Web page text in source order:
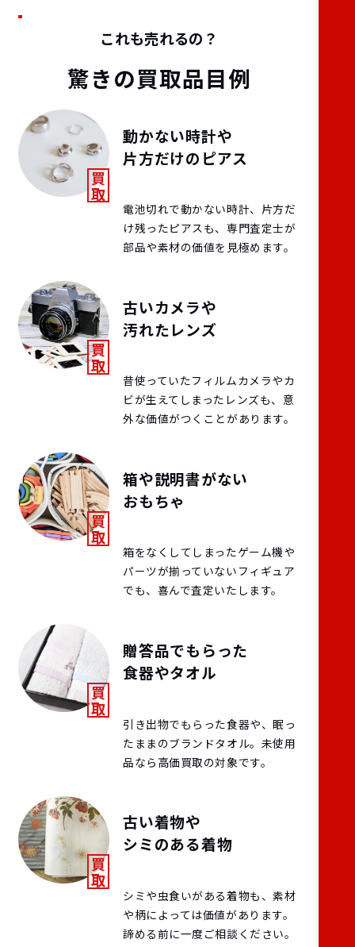
これも売れるの？
驚きの買取品目例
動かない時計や
片方だけのピアス
電池切れで動かない時計、片方だ
け残ったピアスも、専門査定士が
部品や素材の価値を見極めます。
古いカメラや
汚れたレンズ
昔使っていたフィルムカメラやカ
ビが生えてしまったレンズも、意
外な価値がつくことがあります。
箱や説明書がない
おもちゃ
箱をなくしてしまったゲーム機や
パーツが揃っていないフィギュア
でも、喜んで査定いたします。
贈答品でもらった
食器やタオル
引き出物でもらった食器や、眠っ
たままのブランドタオル。未使用
品なら高価買取の対象です。
古い着物や
シミのある着物
シミや虫食いがある着物も、素材
や柄によっては価値があります。
諦める前に一度ご相談ください。